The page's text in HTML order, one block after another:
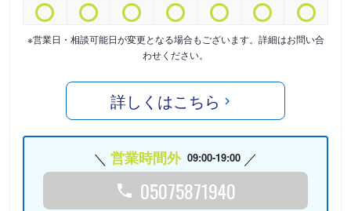
※営業日・相談可能日が変更となる場合もございます。詳細はお問い合
わせください。
詳しくはこちら
営業時間外 09:00-19:00
05075871940